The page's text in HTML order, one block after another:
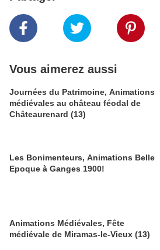
Vous aimerez aussi
Journées du Patrimoine, Animations
médiévales au château féodal de
Châteaurenard (13)
Les Bonimenteurs, Animations Belle
Epoque à Ganges 1900!
Animations Médiévales, Fête
médiévale de Miramas-le-Vieux (13)